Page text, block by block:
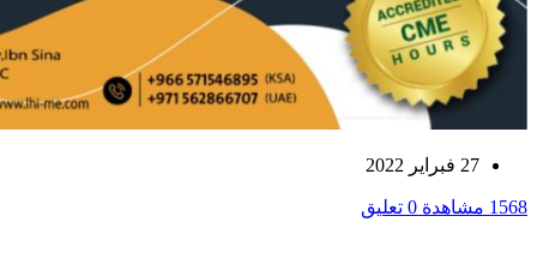
27 فبراير 2022
1568 مشاهدة 0 تعليق